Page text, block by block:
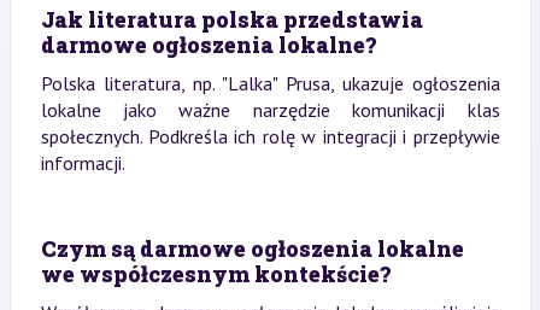
Jak literatura polska przedstawia
darmowe ogłoszenia lokalne?
Polska literatura, np. "Lalka" Prusa, ukazuje ogłoszenia
lokalne jako ważne narzędzie komunikacji klas
społecznych. Podkreśla ich rolę w integracji i przepływie
informacji.
Czym są darmowe ogłoszenia lokalne
we współczesnym kontekście?